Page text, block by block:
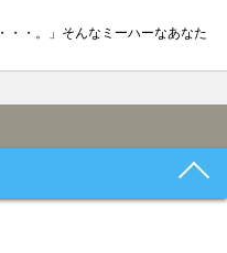
・・。」そんなミーハーなあなた